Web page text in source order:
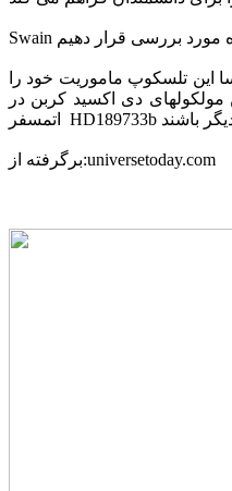
با پرتاب تلسکوپ فضایی جیمز وب توسط ناسا این تلسکوپ ماموریت خود را
دی اکسید کربن در
برگرفته از:universetoday.com